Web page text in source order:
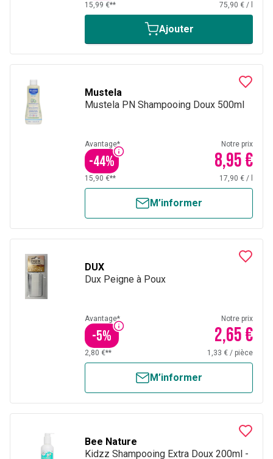
15,99 €** 75,90 € /
Ajouter
Mustela
Mustela PN Shampooing Doux 500ml
Avantage*
-44%
Notre prix
8,95 €
15,90 €** 17,90 € /
M’informer
DUX
Dux Peigne à Poux
Avantage*
-5%
Notre prix
2,65 €
2,80 €** 1,33 € / pièce
M’informer
Bee Nature
Kidzz Shampooing Extra Doux 200ml -